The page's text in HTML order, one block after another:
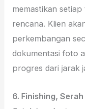
memastikan
rencana. Klien
perkembangan
dokumentasi foto
progres dari jarak
6. Finishing,